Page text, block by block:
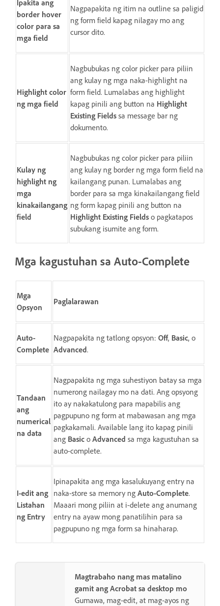
Ipakita ang
border hover
color para sa
mga field
Nagpapakita ng itim na outline sa paligid
ng form field kapag nilagay mo ang
cursor dito.
Highlight color
ng mga field
Nagbubukas ng color picker para piliin
ang kulay ng mga naka-highlight na
form field. Lumalabas ang highlight
kapag pinili ang button na Highlight
Existing Fields sa message bar ng
dokumento.
Kulay ng
highlight ng
mga
kinakailangang
field
Nagbubukas ng color picker para piliin
ang kulay ng border ng mga form field na
kailangang punan. Lumalabas ang
border para sa mga kinakailangang field
ng form kapag pinili ang button na
Highlight Existing Fields o pagkatapos
subukang isumite ang form.
Mga kagustuhan sa Auto-Complete
Mga
Opsyon
Paglalarawan
Auto-
Complete
Nagpapakita ng tatlong opsyon: Off, Basic, o
Advanced.
Tandaan
ang
numerical
na data
Nagpapakita ng mga suhestiyon batay sa mga
numerong nailagay mo na dati. Ang opsyong
ito ay nakakatulong para mapabilis ang
pagpupuno ng form at mabawasan ang mga
pagkakamali. Available lang ito kapag pinili
ang Basic o Advanced sa mga kagustuhan sa
auto-complete.
I-edit ang
Listahan
ng Entry
Ipinapakita ang mga kasalukuyang entry na
naka-store sa memory ng Auto-Complete.
Maaari mong piliin at i-delete ang anumang
entry na ayaw mong panatilihin para sa
pagpupuno ng mga form sa hinaharap.
Magtrabaho nang mas matalino
gamit ang Acrobat sa desktop mo
Gumawa, mag-edit, at mag-ayos ng